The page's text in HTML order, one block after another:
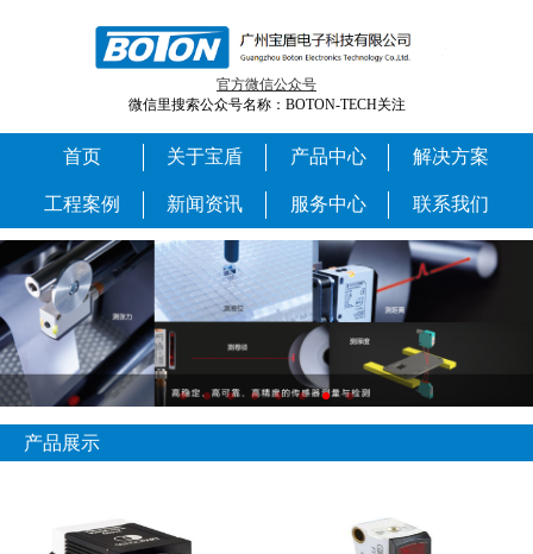
官方微信公众号
微信里搜索公众号名称：BOTON-TECH关注
首页 关于宝盾 产品中心 解决方案
工程案例 新闻资讯 服务中心 联系我们
产品展示